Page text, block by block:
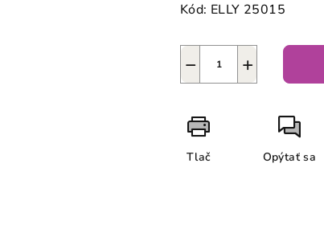
Kód: ELLY 25015
+
−
Tlač Opýtať sa